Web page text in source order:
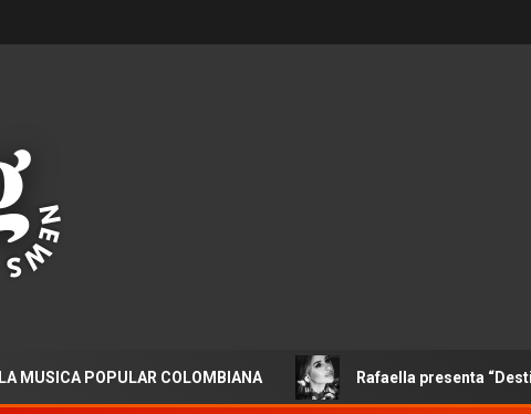
POPULAR COLOMBIANA Rafaella presenta “Destino”